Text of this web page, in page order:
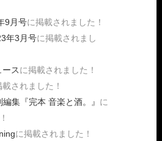
9月号に掲載されました！
年3月号に掲載されまし
ースに掲載されました！
載されました！
集『完本 音楽と酒。』 に
に掲載されました！